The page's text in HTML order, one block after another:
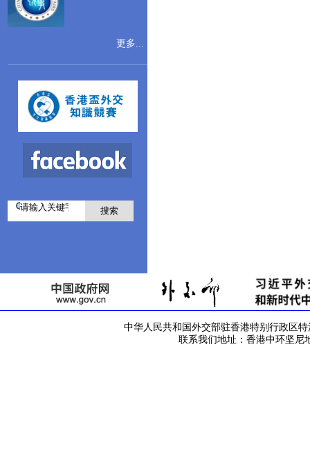
更多...
中华人民共和国外交部驻香港特别行政区特
联系我们地址：香港中环坚尼